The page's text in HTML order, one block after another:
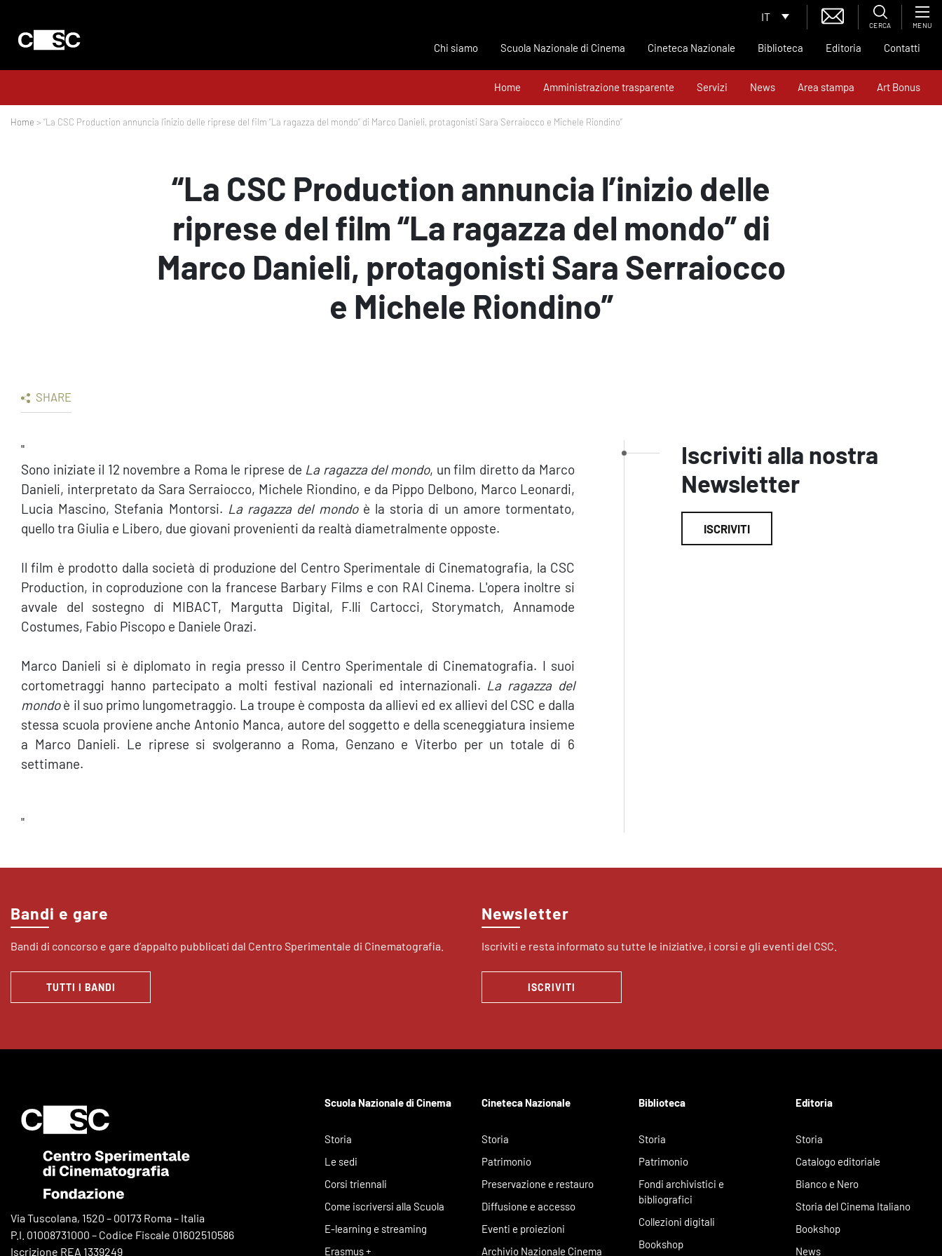
IT
CERCA MENU
Chi siamo Scuola Nazionale di Cinema Cineteca Nazionale Biblioteca Editoria Contatti
Home Amministrazione trasparente Servizi News Area stampa Art Bonus
Home > “La CSC Production annuncia l’inizio delle riprese del film “La ragazza del mondo” di Marco Danieli, protagonisti Sara Serraiocco e Michele Riondino”
“La CSC Production annuncia l’inizio delle
riprese del film “La ragazza del mondo” di
Marco Danieli, protagonisti Sara Serraiocco
e Michele Riondino”
SHARE
"
Sono iniziate il 12 novembre a Roma le riprese de La ragazza del mondo, un film diretto da Marco
Danieli, interpretato da Sara Serraiocco, Michele Riondino, e da Pippo Delbono, Marco Leonardi,
Lucia Mascino, Stefania Montorsi. La ragazza del mondoè la storia di un amore tormentato,
quello tra Giulia e Libero, due giovani provenienti da realtà diametralmente opposte.
Il film è prodotto dalla società di produzione del Centro Sperimentale di Cinematografia, la CSC
Production, in coproduzione con la francese Barbary Films e con RAI Cinema. L'opera inoltre si
avvale del sostegno di MIBACT, Margutta Digital, F.lli Cartocci, Storymatch, Annamode
Costumes, Fabio Piscopo e Daniele Orazi.
Marco Danieli si è diplomato in regia presso il Centro Sperimentale di Cinematografia. I suoi
cortometraggi hanno partecipato a molti festival nazionali ed internazionali. La ragazza del
mondoè il suo primo lungometraggio. La troupe è composta da allievi ed ex allievi del CSC e dalla
stessa scuola proviene anche Antonio Manca, autore del soggetto e della sceneggiatura insieme
a Marco Danieli. Le riprese si svolgeranno a Roma, Genzano e Viterbo per un totale di 6
settimane.
"
Iscriviti alla nostra
Newsletter
ISCRIVITI
Bandi e gare
Bandi di concorso e gare d’appalto pubblicati dal Centro Sperimentale di Cinematografia.
TUTTI I BANDI
Newsletter
Iscriviti e resta informato su tutte le iniziative, i corsi e gli eventi del CSC.
ISCRIVITI
Via Tuscolana, 1520 – 00173 Roma – Italia
P.I. 01008731000 – Codice Fiscale 01602510586
Iscrizione REA 1339249
Scuola Nazionale di Cinema
Storia
Le sedi
Corsi triennali
Come iscriversi alla Scuola
E-learning e streaming
Erasmus +
Cineteca Nazionale
Storia
Patrimonio
Preservazione e restauro
Diffusione e accesso
Eventi e proiezioni
Archivio Nazionale Cinema
Biblioteca
Storia
Patrimonio
Fondi archivistici e
bibliografici
Collezioni digitali
Bookshop
Editoria
Storia
Catalogo editoriale
Bianco e Nero
Storia del Cinema Italiano
Bookshop
News